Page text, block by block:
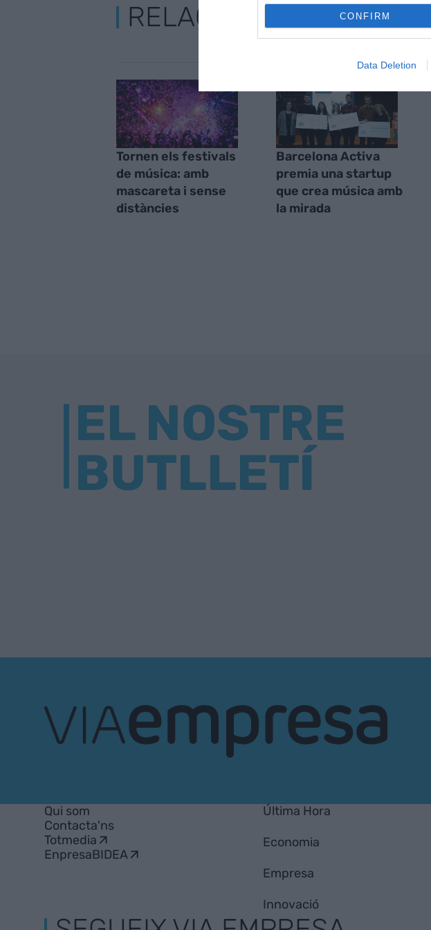
CONFIRM
Data Deletion
RELACIONADES
Tornen els festivals
de música: amb
mascareta i sense
distàncies
Barcelona Activa
premia una startup
que crea música amb
la mirada
EL NOSTRE
BUTLLETÍ
Qui som
Contacta'ns
Totmedia
EnpresaBIDEA
Última Hora
Economia
Empresa
Innovació